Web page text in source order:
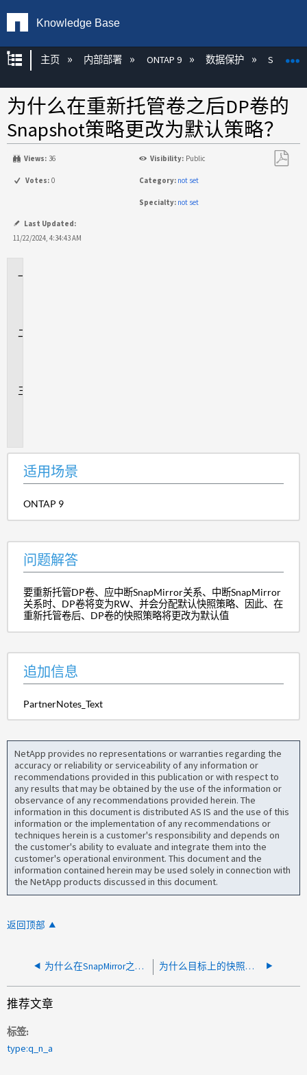
Knowledge Base
扩展/隐缩全局层次
主页 内部部署 ONTAP 9 数据保护
为什么在重新托管卷之后DP卷的
Snapshot策略更改为默认策略？
Views: 36 Visibility: Public
Votes: 0 Category: not set
Specialty: not set
Last Updated:
11/22/2024, 4:34:43 AM
适用场景
ONTAP 9
问题解答
要重新托管DP卷、应中断SnapMirror关系、中断SnapMirror
关系时、DP卷将变为RW、并会分配默认快照策略、因此、在
重新托管卷后、DP卷的快照策略将更改为默认值
追加信息
PartnerNotes_Text
NetApp provides no representations or warranties regarding the
accuracy or reliability or serviceability of any information or
recommendations provided in this publication or with respect to
any results that may be obtained by the use of the information or
observance of any recommendations provided herein. The
information in this document is distributed AS IS and the use of this
information or the implementation of any recommendations or
techniques herein is a customer's responsibility and depends on
the customer's ability to evaluate and integrate them into the
customer's operational environment. This document and the
information contained herein may be used solely in connection with
the NetApp products discussed in this document.
返回顶部
为什么在SnapMirror之后filesys-size-fixed更改为true？ 为什么目标上的快照大小大于源上的快照大小？
推荐文章
标签
type:q_n_a